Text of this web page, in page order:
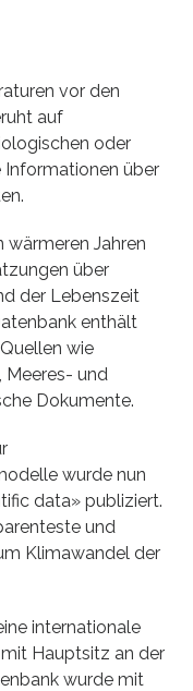
vor den
auf
oder
Informationen über
wärmeren Jahren
über
der Lebenszeit
enthält
wie
Meeres- und
Dokumente.
wurde nun
data» publiziert.
und
Klimawandel der
internationale
Hauptsitz an der
wurde mit